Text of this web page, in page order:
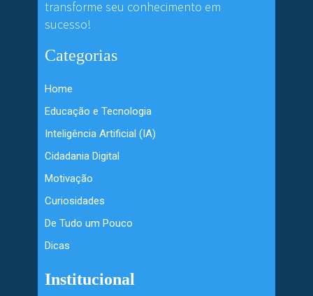
transforme seu conhecimento em
sucesso!
Categorias
Home
Educação e Tecnologia
Inteligência Artificial (IA)
Cidadania Digital
Motivação
Curiosidades
De Tudo um Pouco
Dicas
Institucional